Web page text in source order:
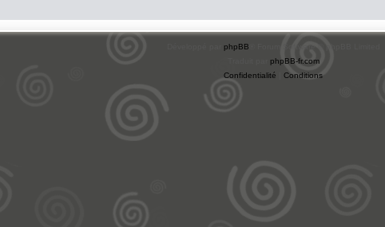
phpBB
phpBB-fr.com
Confidentialité
Conditions